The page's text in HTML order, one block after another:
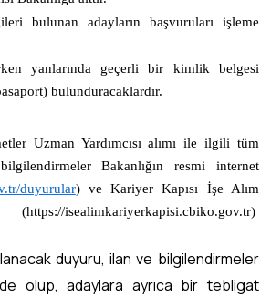
bulunan adayların başvuruları işleme
yanlarında geçerli bir kimlik belgesi
bulunduracaklardır.
Uzman Yardımcısı alımı ile ilgili tüm
Bakanlığın resmi internet
duyurular)ve Kariyer Kapısı İşe Alım
isealimkariyerkapisi.cbiko.gov.tr)
duyuru, ilan ve bilgilendirmeler
olup, adaylara ayrıca bir tebligat